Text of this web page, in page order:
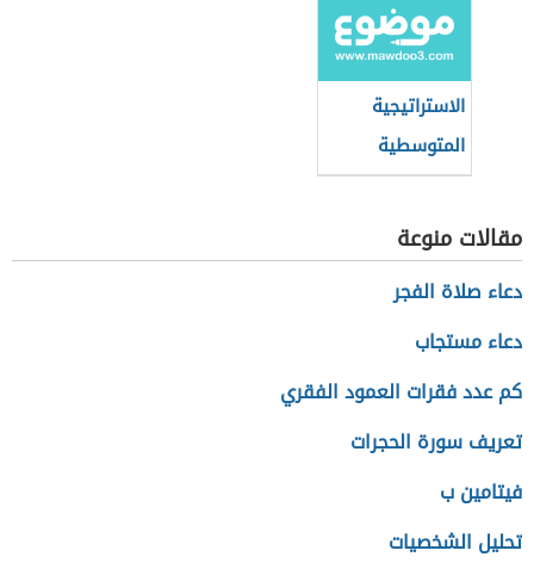
الاستراتيجية
المتوسطية
للتنمية
المستدامة
مقالات منوعة
دعاء صلاة الفجر
دعاء مستجاب
كم عدد فقرات العمود الفقري
تعريف سورة الحجرات
فيتامين ب
تحليل الشخصيات